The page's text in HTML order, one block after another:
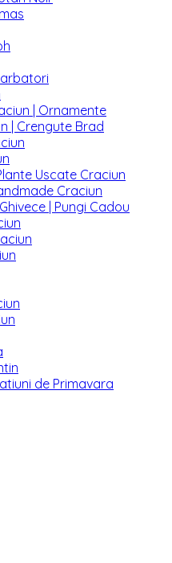
| Ornamente
| Crengute Brad
Uscate Craciun
Craciun
| Pungi Cadou
de Primavara